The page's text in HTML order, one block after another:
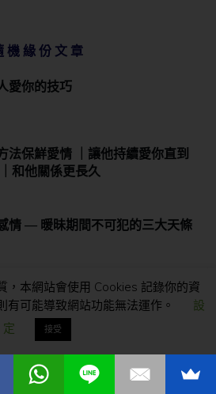
機緣份文章
愛你的技巧
法保鮮愛情 ｜讓他持續愛你直到
和他關係更長久
情 — 暖昧期間不可犯的三大天條
個案」異地戀個案以及相處心得
，就這麼簡單」- I 小姐
大解碼
，本網站會使用 Cookies 記錄你的資
有可能導致網站功能無法運作。
設
定
接受